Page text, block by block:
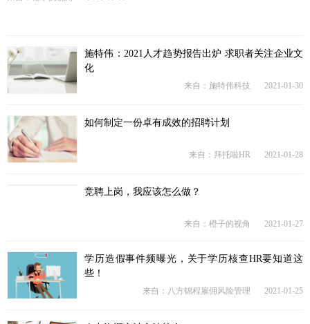
施特伟：2021人才趋势报告出炉 求职者关注企业文
化
来自：施特伟科技 2021-01-30
如何制定一份卓有成效的招聘计划
来自：拜托啦HR 2021-01-28
竞聘上岗，我应该怎么做？
来自：橙子的视角 2021-01-27
学历造假事件频曝光，关于学历核查HR要知道这
些！
来自：八方锦程雇佣风险管理 2021-01-25